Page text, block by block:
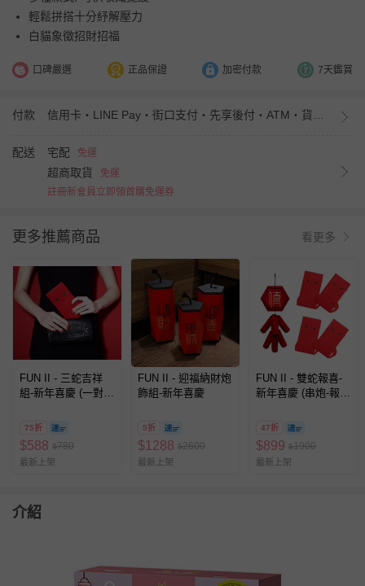
輕鬆拼搭十分紓解壓力
白貓象徵招財招福
口碑嚴選 正品保證 加密付款 7天鑑賞
付款
配送 宅配 免運
超商取貨
免運
註冊新會員立即領首購免運券
更多推薦商品 看更多
FUN II - 三蛇吉祥
組-新年喜慶 (一對蛇
75折
$588 $780
最新上架
FUN II - 迎福納財炮
飾組-新年喜慶
5折
$1288 $2600
最新上架
FUN II - 雙蛇報喜-
新年喜慶 (串炮-報禧
兩組))
47折
$899 $1900
最新上架
介紹